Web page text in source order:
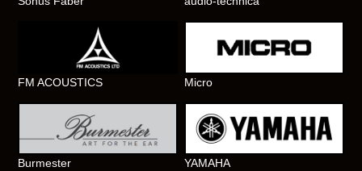
FM ACOUSTICS Micro
Burmester YAMAHA